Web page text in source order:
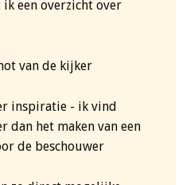
een overzicht over
van de kijker
inspiratie - ik vind
dan het maken van een
de beschouwer